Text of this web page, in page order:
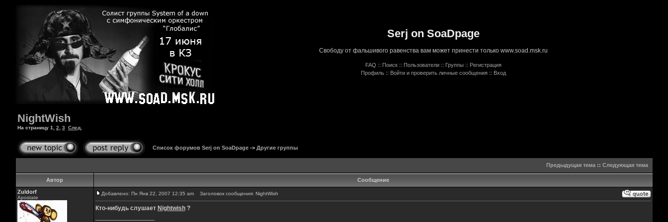
Serj on SoaDpage
Свободу от фальшивого равенства вам может принести только www.soad.msk.ru
FAQ :: Поиск :: Пользователи :: Группы :: Регистрация
Профиль :: Войти и проверить личные сообщения :: Вход
NightWish
На страницу 1 2 3 След.
Список форумов Serj on SoaDpage-> Другие группы
Предыдущая тема:: Следующая тема
Автор
Сообщение
Zuldorf
Apostate
Добавлено: Пн Янв 22, 2007 12:35 am Заголовок сообщения: NightWish
Кто-нибудь слушает Nightwish?